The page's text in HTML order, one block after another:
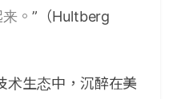
。 ”（Hultberg
术生态中，沉醉在美